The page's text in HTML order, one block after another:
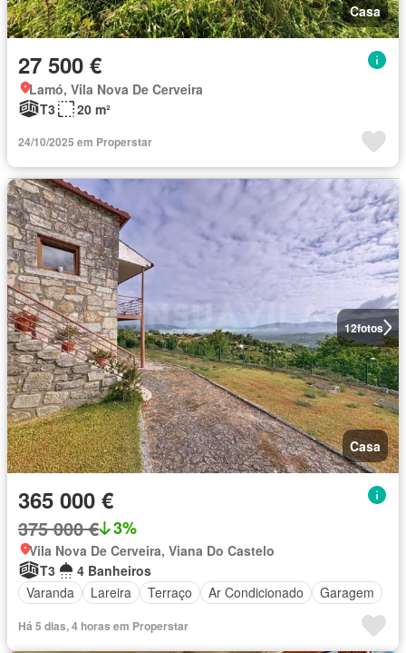
Casa
27 500 €
Lamó, Vila Nova De Cerveira
T3
20 m²
24/10/2025 em Properstar
12fotos
Casa
365 000 €
375 000 € 3%
Vila Nova De Cerveira, Viana Do Castelo
T3
4 Banheiros
Varanda
Lareira Terraço Ar Condicionado Garagem
Há 5 dias, 4 horas em Properstar